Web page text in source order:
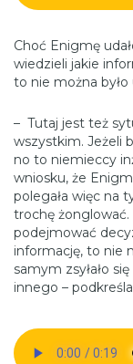
Choć Enigmę
wiedzieli jakie
to nie można
– Tutaj jest też
wszystkim. Jeżeli
no to niemieccy
wniosku, że
polegała więc na
trochę żonglować.
podejmować
informację, to nie
samym zsyłało
innego –